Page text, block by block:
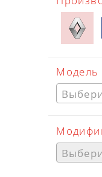
Модель